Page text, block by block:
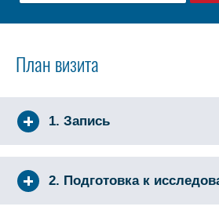
План визита
1. Запись
2. Подготовка к